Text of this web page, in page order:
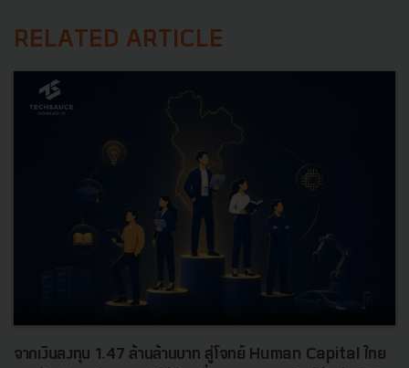
RELATED ARTICLE
จากเงินลงทุน 1.47 ล้านล้านบาท สู่โจทย์ Human Capital ไทย